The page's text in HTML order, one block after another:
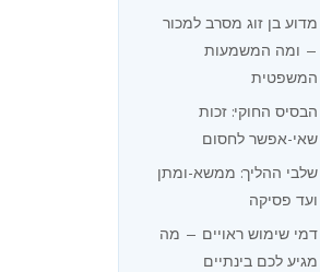
מדוע בן זוג מסרב למכור
— ומה המשמעות
המשפטית
הבסיס החוקי: זכות
שאי-אפשר לחסום
שלבי ההליך: ממשא-ומתן
ועד פסיקה
דמי שימוש ראויים — מה
מגיע לכם בינתיים